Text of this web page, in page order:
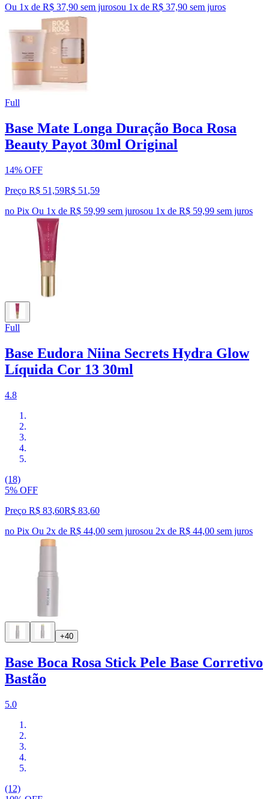
Ou 1x de R$ 37,90 sem jurosou 1x de R$ 37,90 sem juros
Full
Base Mate Longa Duração Boca Rosa
Beauty Payot 30ml Original
14% OFF
Preço R$ 51,59R$ 51 ,59
no Pix Ou 1x de R$ 59,99 sem jurosou 1x de R$ 59,99 sem juros
Full
Base Eudora Niina Secrets Hydra Glow
Líquida Cor 13 30ml
4.8
(18)
5% OFF
Preço R$ 83,60R$ 83,60
no Pix Ou 2x de R$ 44,00 sem jurosou 2x de R$ 44,00 sem juros
+40
Base Boca Rosa Stick Pele Base Corretivo
Bastão
5.0
(12)